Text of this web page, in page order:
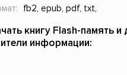
fb2, epub, pdf, txt,
книгу Flash-память
информации: